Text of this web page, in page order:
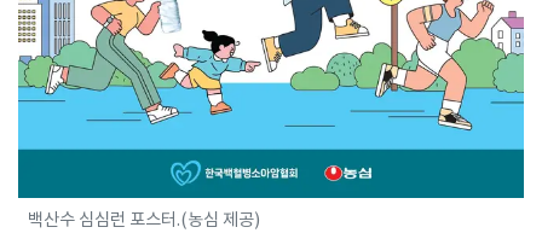
백산수 심심런 포스터.(농심 제공)